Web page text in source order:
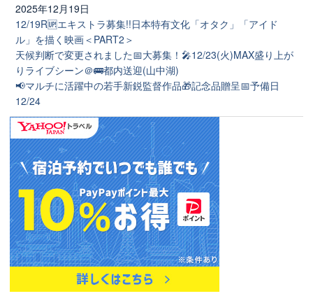
2025年12月19日
12/19R🆙エキストラ募集!!日本特有文化「オタク」「アイド
ル」を描く映画＜PART2＞
天候判断で変更されました📅大募集！🎤12/23(火)MAX盛り上が
りライブシーン＠🚌都内送迎(山中湖)
📢マルチに活躍中の若手新鋭監督作品🎁記念品贈呈📅予備日
12/24